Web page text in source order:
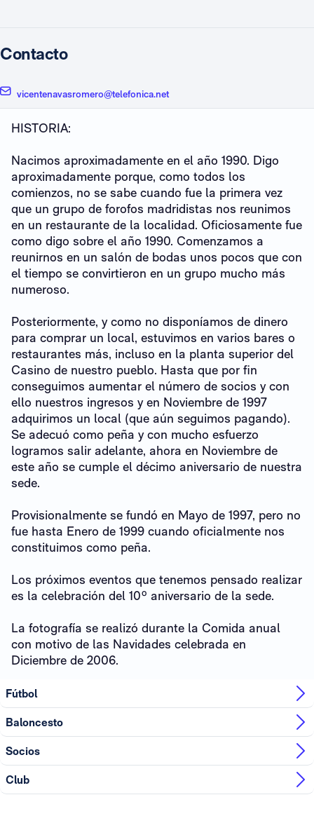
Contacto
vicentenavasromero@telefonica.net
HISTORIA:
Nacimos aproximadamente en el año 1990. Digo
aproximadamente porque, como todos los
comienzos, no se sabe cuando fue la primera vez
que un grupo de forofos madridistas nos reunimos
en un restaurante de la localidad. Oficiosamente fue
como digo sobre el año 1990. Comenzamos a
reunirnos en un salón de bodas unos pocos que con
el tiempo se convirtieron en un grupo mucho más
numeroso.
Posteriormente, y como no disponíamos de dinero
para comprar un local, estuvimos en varios bares o
restaurantes más, incluso en la planta superior del
Casino de nuestro pueblo. Hasta que por fin
conseguimos aumentar el número de socios y con
ello nuestros ingresos y en Noviembre de 1997
adquirimos un local (que aún seguimos pagando).
Se adecuó como peña y con mucho esfuerzo
logramos salir adelante, ahora en Noviembre de
este año se cumple el décimo aniversario de nuestra
sede.
Provisionalmente se fundó en Mayo de 1997, pero no
fue hasta Enero de 1999 cuando oficialmente nos
constituimos como peña.
Los próximos eventos que tenemos pensado realizar
es la celebración del 10º aniversario de la sede.
La fotografía se realizó durante la Comida anual
con motivo de las Navidades celebrada en
Diciembre de 2006.
Fútbol
Baloncesto
Socios
Club